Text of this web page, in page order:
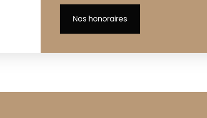
Nos honoraires